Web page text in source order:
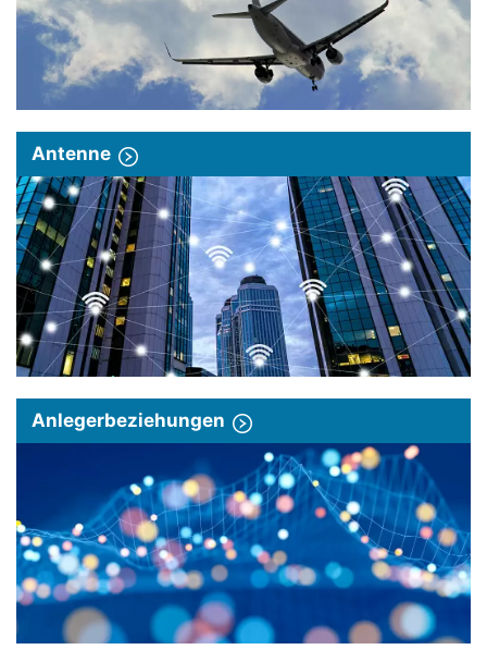
Antenne
Anlegerbeziehungen